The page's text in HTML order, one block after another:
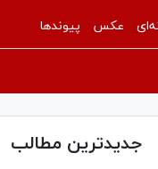
عکس پیوندها
جدیدترین مطالب